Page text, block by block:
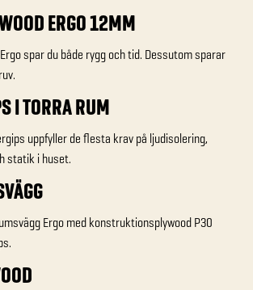
ERGO 12MM
spar du både rygg och tid. Dessutom sparar
I TORRA RUM
uppfyller de flesta krav på ljudisolering,
statik i huset.
Ergo med konstruktionsplywood P30